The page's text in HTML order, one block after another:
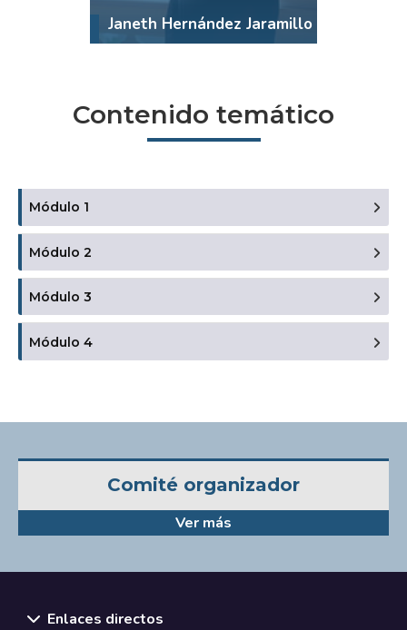
Janeth Hernández Jaramillo
Contenido temático
Módulo 1
Módulo 2
Módulo 3
Módulo 4
Comité organizador
Ver más
Enlaces directos